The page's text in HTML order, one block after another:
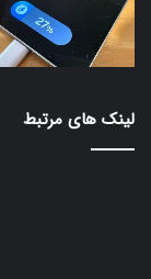
لینک های مرتبط